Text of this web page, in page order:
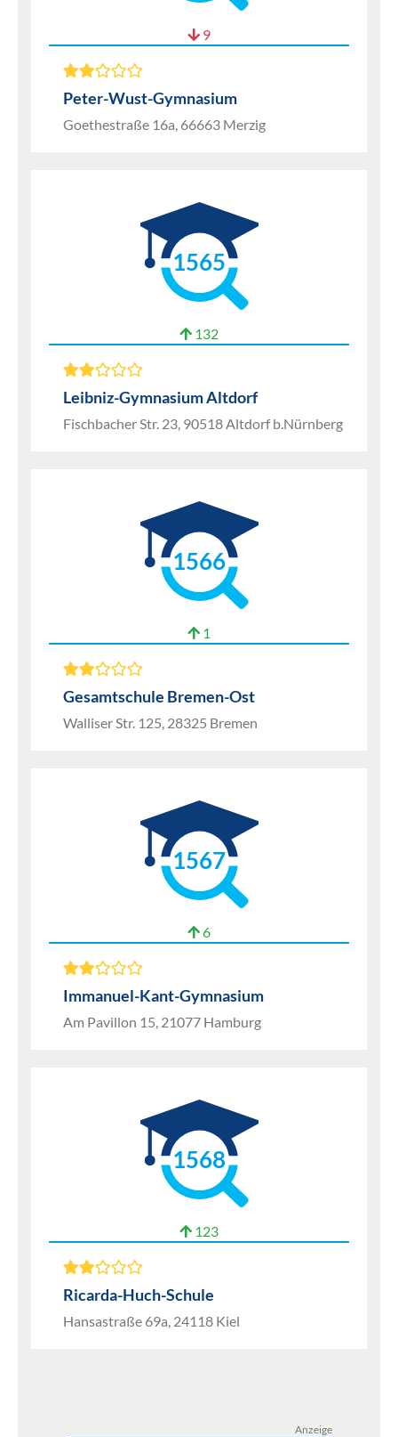
9
Peter-Wust-Gymnasium
Goethestraße 16a, 66663 Merzig
1565
132
Leibniz-Gymnasium Altdorf
Fischbacher Str. 23, 90518 Altdorf b.Nürnberg
1566
1
Gesamtschule Bremen-Ost
Walliser Str. 125, 28325 Bremen
1567
6
Immanuel-Kant-Gymnasium
Am Pavillon 15, 21077 Hamburg
1568
123
Ricarda-Huch-Schule
Hansastraße 69a, 24118 Kiel
Anzeige